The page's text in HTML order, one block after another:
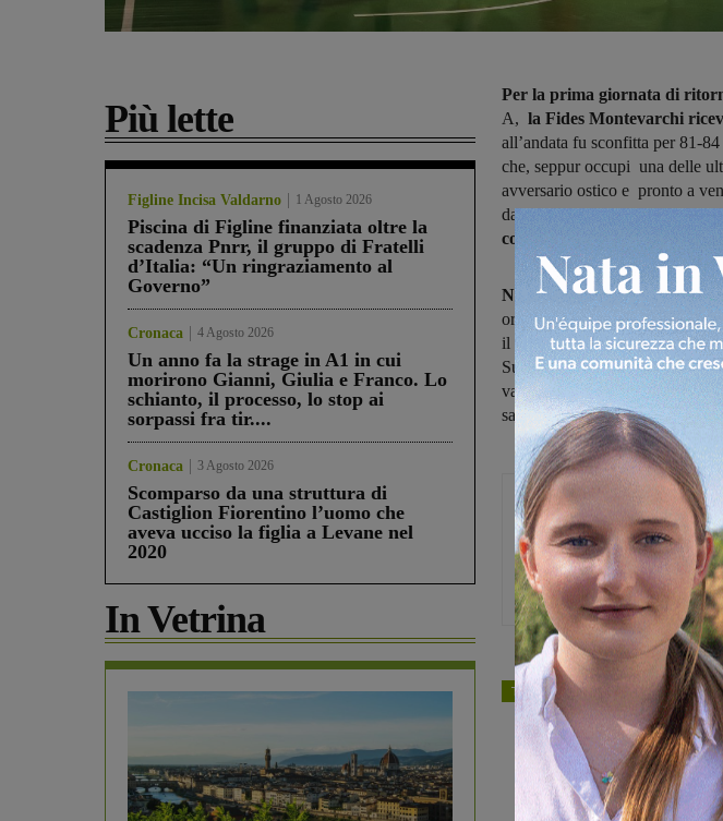
Più lette
Figline Incisa Valdarno 1 Agosto 2026
Piscina di Figline finanziata oltre la
scadenza Pnrr, il gruppo di Fratelli
d’Italia: “Un ringraziamento al
Governo”
Cronaca 4 Agosto 2026
Un anno fa la strage in A1 in cui
morirono Gianni, Giulia e Franco. Lo
schianto, il processo, lo stop ai
sorpassi fra tir....
Cronaca 3 Agosto 2026
Scomparso da una struttura di
Castiglion Fiorentino l’uomo che
aveva ucciso la figlia a Levane nel
2020
In Vetrina
Per la prima giornata di
A, la Fides Montevarchi
all’andata fu sconfitta per 81-
che, seppur occupi una delle
avversario ostico e pronto a
dalla pagina facebook della
confermare la loro ottima
Nel girone B la Synergy
ormai dalla seconda giornata
il Cmb Carrarasquadra che
Sulla carta i marmiferi
valdarnesi, per i quali iniziare
sarebbe unagrossa iniezione
Michele
TAGS basket
Share